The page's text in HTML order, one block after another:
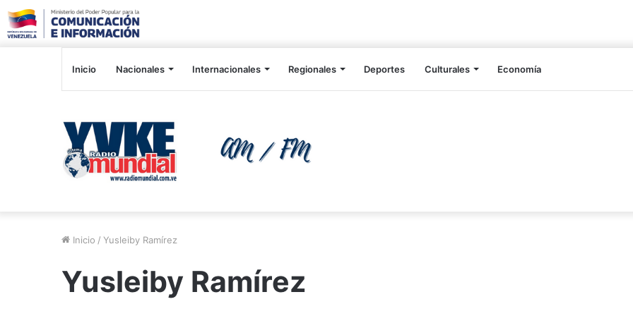
Inicio Nacionales Internacionales Regionales Deportes Culturales Economía
Inicio / Yusleiby Ramírez
Yusleiby Ramírez